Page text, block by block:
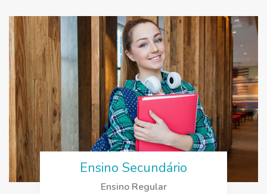
Ensino Secundário
Ensino Regular